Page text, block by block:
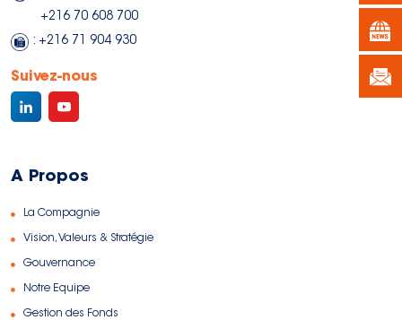
+216 70 608 700
: +216 71 904 930
Suivez-nous
A Propos
La Compagnie
Vision, Valeurs & Stratégie
Gouvernance
Notre Equipe
Gestion des Fonds